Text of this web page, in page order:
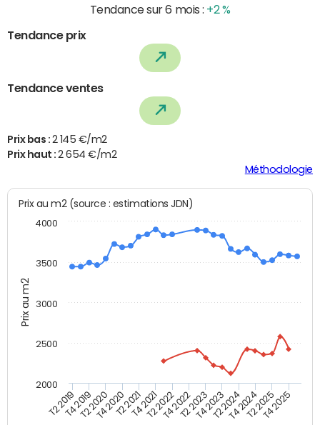
Tendance sur 6 mois : +2 %
Tendance prix
Tendance ventes
Prix bas : 2 145 €/m2
Prix haut :2 654 €/m2
Méthodologie
Prix au m2
Prix au m2 (source : estimations JDN)
T2 2019T4 2019T2 2020T4 2020T2 2021T4 2021T2 2022T4 2022T2 2023T4 2023T2 2024T4 2024T2 2025T4 2025
2000
2500
3000
3500
4000